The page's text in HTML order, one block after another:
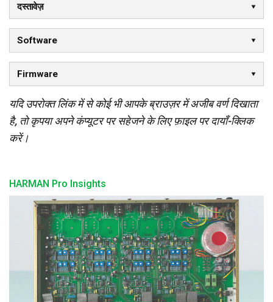
दस्तावेज़
Software
Firmware
यदि उपरोक्त लिंक में से कोई भी आपके ब्राउज़र में अजीब वर्ण दिखाता
है, तो कृपया अपने कंप्यूटर पर सहेजने के लिए फ़ाइल पर दायाँ-क्लिक
करें।
HARMAN Pro Insights